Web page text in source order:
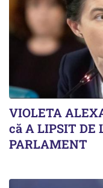
VIOLETA
că A LIPSIT DE
PARLAMENT